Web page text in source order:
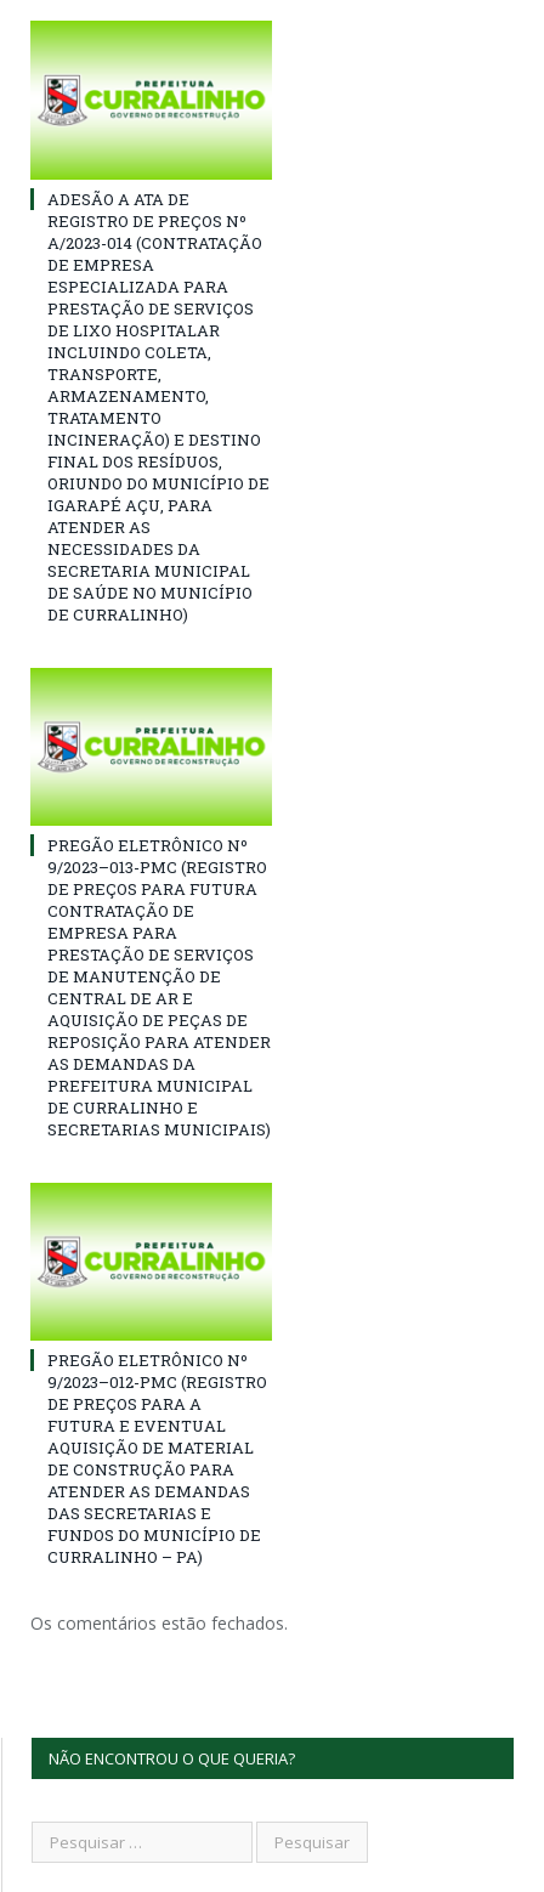
ADESÃO A ATA DE
REGISTRO DE PREÇOS Nº
A/2023-014 (CONTRATAÇÃO
DE EMPRESA
ESPECIALIZADA PARA
PRESTAÇÃO DE SERVIÇOS
DE LIXO HOSPITALAR
INCLUINDO COLETA,
TRANSPORTE,
ARMAZENAMENTO,
TRATAMENTO
INCINERAÇÃO) E DESTINO
FINAL DOS RESÍDUOS,
ORIUNDO DO MUNICÍPIO DE
IGARAPÉ AÇU, PARA
ATENDER AS
NECESSIDADES DA
SECRETARIA MUNICIPAL
DE SAÚDE NO MUNICÍPIO
DE CURRALINHO)
PREGÃO ELETRÔNICO Nº
9/2023–013-PMC (REGISTRO
DE PREÇOS PARA FUTURA
CONTRATAÇÃO DE
EMPRESA PARA
PRESTAÇÃO DE SERVIÇOS
DE MANUTENÇÃO DE
CENTRAL DE AR E
AQUISIÇÃO DE PEÇAS DE
REPOSIÇÃO PARA ATENDER
AS DEMANDAS DA
PREFEITURA MUNICIPAL
DE CURRALINHO E
SECRETARIAS MUNICIPAIS)
PREGÃO ELETRÔNICO Nº
9/2023–012-PMC (REGISTRO
DE PREÇOS PARA A
FUTURA E EVENTUAL
AQUISIÇÃO DE MATERIAL
DE CONSTRUÇÃO PARA
ATENDER AS DEMANDAS
DAS SECRETARIAS E
FUNDOS DO MUNICÍPIO DE
CURRALINHO – PA)
Os comentários estão fechados.
NÃO ENCONTROU O QUE QUERIA?